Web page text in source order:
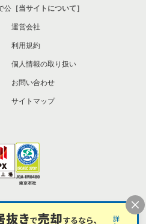
件の案件一覧
件の案件一覧
売却物件の案件一覧
売却物件の案件一覧
売却物件の案件一覧
物件の案件一覧
公 ［当サイトについて］
運営会社
利用規約
個人情報の取り扱い
お問い合わせ
サイトマップ